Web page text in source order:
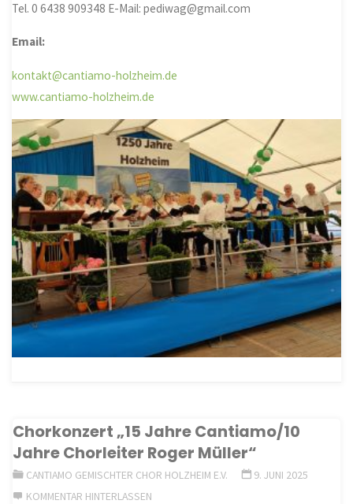
Tel. 0 6438 909348 E-Mail: pediwag@gmail.com
Email:
kontakt@cantiamo-holzheim.de
www.cantiamo-holzheim.de
Chorkonzert „15 Jahre Cantiamo/10
Jahre Chorleiter Roger Müller“
CANTIAMO GEMISCHTER CHOR HOLZHEIM E.V.
9. JUNI 2025
KOMMENTAR HINTERLASSEN